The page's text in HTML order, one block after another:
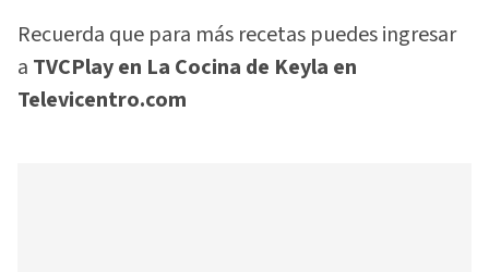
Recuerda que para más recetas puedes ingresar
a TVCPlay en La Cocina de Keyla en
Televicentro.com